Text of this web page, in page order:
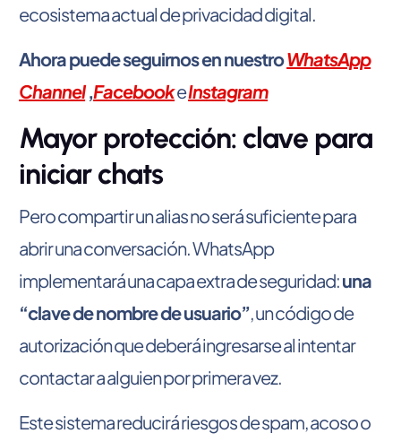
ecosistema actual de privacidad digital.
Ahora puede seguirnos en nuestroWhatsApp
Channel,FacebookeInstagram
Mayor protección: clave para
iniciar chats
Pero compartir un alias no será suficiente para
abrir una conversación. WhatsApp
implementará una capa extra de seguridad:una
“clave de nombre de usuario”, un código de
autorización que deberá ingresarse al intentar
contactar a alguien por primera vez.
Este sistema reducirá riesgos de spam, acoso o